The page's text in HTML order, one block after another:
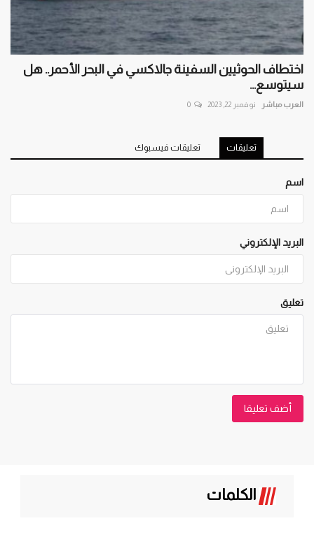
اختطاف الحوثيين السفينة جالاكسي في البحر الأحمر.. هل
سيتوسع...
العرب مباشر نوفمبر 22, 2023 0
تعليقات تعليقات فيسبوك
اسم
البريد الإلكتروني
تعليق
أضف تعليقا
الكلمات